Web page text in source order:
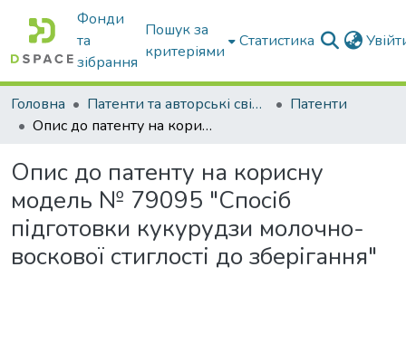
Фонди
та
зібрання
Пошук за
критеріями
Статистика
Головна Патенти та авторські свідоцтва
Патенти
Опис до патенту на корисну модель № 79095 "Спосіб підготовки кукурудзи молочно-воскової стиглості до зберігання"
Опис до патенту на корисну
модель № 79095 "Спосіб
підготовки кукурудзи молочно-
воскової стиглості до зберігання"